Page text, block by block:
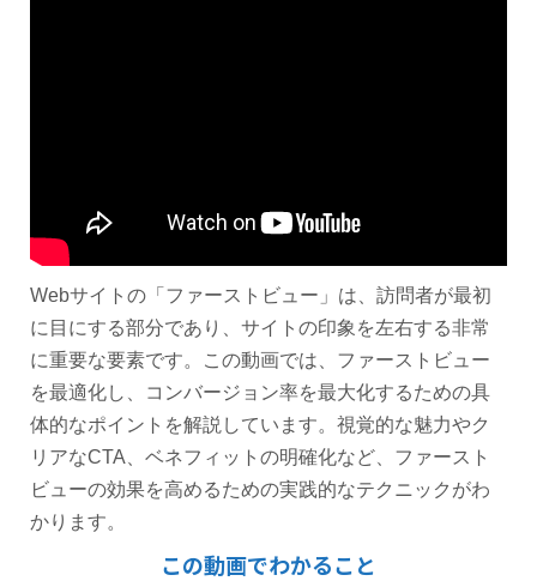
Webサイトの「ファーストビュー」は、訪問者が最初
に目にする部分であり、サイトの印象を左右する非常
に重要な要素です。この動画では、ファーストビュー
を最適化し、コンバージョン率を最大化するための具
体的なポイントを解説しています。視覚的な魅力やク
リアなCTA、ベネフィットの明確化など、ファースト
ビューの効果を高めるための実践的なテクニックがわ
かります。
この動画でわかること